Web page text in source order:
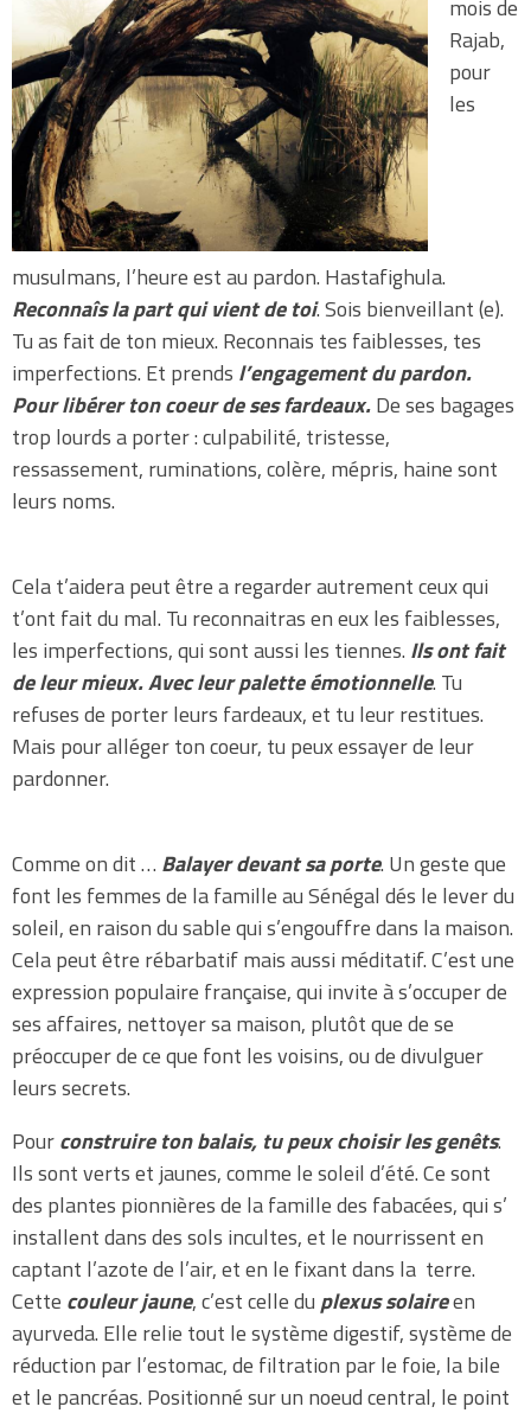
mois de
Rajab,
pour
les
musulmans, l’heure est au pardon. Hastafighula.
Reconnaîs la part qui vient de toi. Sois bienveillant (e).
Tu as fait de ton mieux. Reconnais tes faiblesses, tes
imperfections. Et prends l’engagement du pardon.
Pour libérer ton coeur de ses fardeaux.De ses bagages
trop lourds a porter : culpabilité, tristesse,
ressassement, ruminations, colère, mépris, haine sont
leurs noms.
Cela t’aidera peut être a regarder autrement ceux qui
t’ont fait du mal. Tu reconnaitras en eux les faiblesses,
les imperfections, qui sont aussi les tiennes. Ils ont fait
de leur mieux. Avec leur palette émotionnelle. Tu
refuses de porter leurs fardeaux, et tu leur restitues.
Mais pour alléger ton coeur, tu peux essayer de leur
pardonner.
Comme on dit … Balayer devant sa porte. Un geste que
font les femmes de la famille au Sénégal dés le lever du
soleil, en raison du sable qui s’engouffre dans la maison.
Cela peut être rébarbatif mais aussi méditatif. C’est une
expression populaire française, qui invite à s’occuper de
ses affaires, nettoyer sa maison, plutôt que de se
préoccuper de ce que font les voisins, ou de divulguer
leurs secrets.
Pourconstruire ton balais, tu peux choisir les genêts.
Ils sont verts et jaunes, comme le soleil d’été. Ce sont
des plantes pionnières de la famille des fabacées, qui s’
installent dans des sols incultes, et le nourrissent en
captant l’azote de l’air, et en le fixant dans la terre.
Cette couleur jaune, c’est celle du plexus solaireen
ayurveda. Elle relie tout le système digestif, système de
réduction par l’estomac, de filtration par le foie, la bile
et le pancréas. Positionné sur un noeud central, le point